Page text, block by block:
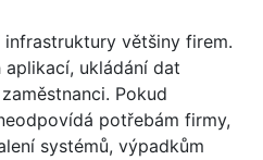
infrastruktury většiny firem.
ukládání dat
Pokud
potřebám firmy,
systémů, výpadkům